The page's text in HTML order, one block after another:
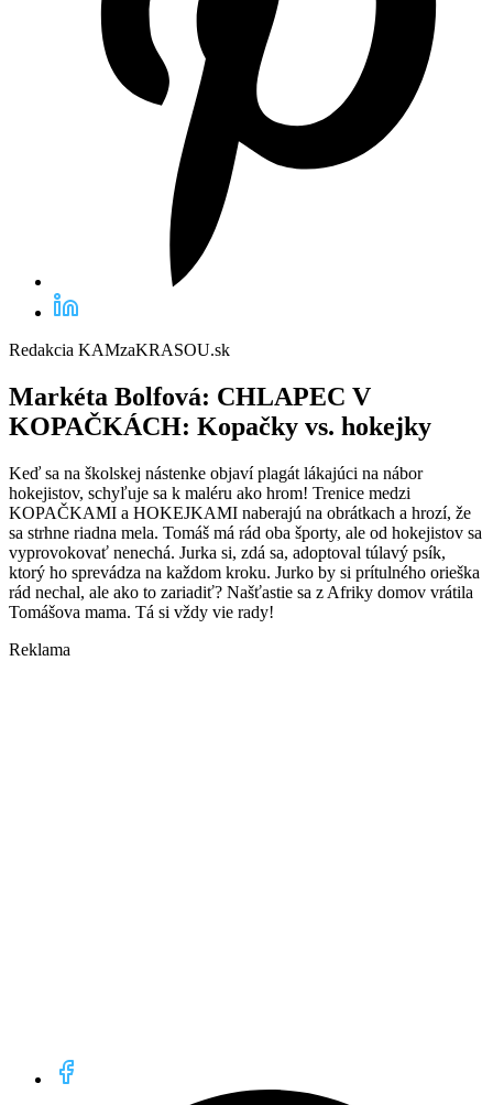
Redakcia KAMzaKRASOU.sk
Markéta Bolfová: CHLAPEC V
KOPAČKÁCH: Kopačky vs. hokejky
Keď sa na školskej nástenke objaví plagát lákajúci na nábor
hokejistov, schyľuje sa k maléru ako hrom! Trenice medzi
KOPAČKAMI a HOKEJKAMI naberajú na obrátkach a hrozí, že
sa strhne riadna mela. Tomáš má rád oba športy, ale od hokejistov sa
vyprovokovať nenechá. Jurka si, zdá sa, adoptoval túlavý psík,
ktorý ho sprevádza na každom kroku. Jurko by si prítulného orieška
rád nechal, ale ako to zariadiť? Našťastie sa z Afriky domov vrátila
Tomášova mama. Tá si vždy vie rady!
Reklama